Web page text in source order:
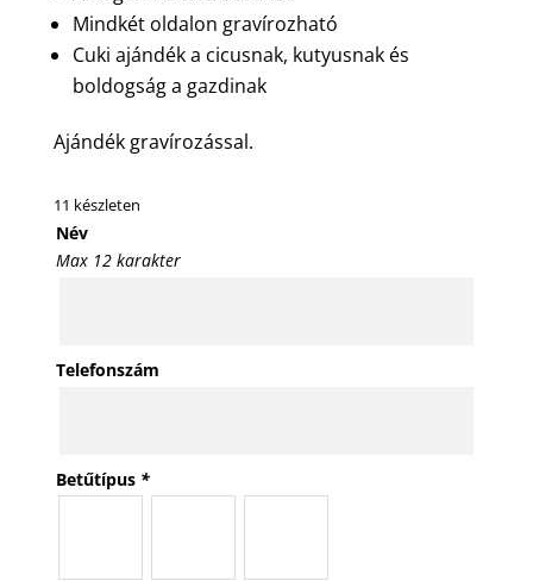
Mindkét oldalon gravírozható
Cuki ajándék a cicusnak, kutyusnak és
boldogság a gazdinak
Ajándék gravírozással.
11 készleten
Név
Max 12 karakter
Telefonszám
Betűtípus *